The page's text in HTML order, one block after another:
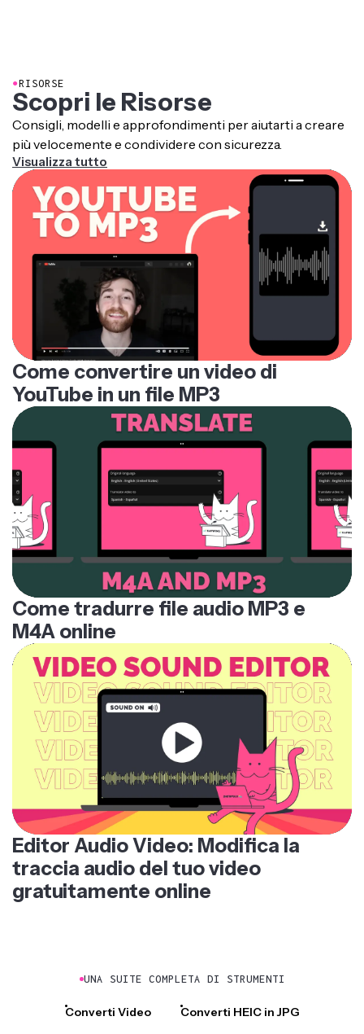
●RISORSE
Scopri le Risorse
Consigli, modelli e approfondimenti per aiutarti a creare
più velocemente e condividere con sicurezza.
Visualizza tutto
Come convertire un video di
YouTube in un file MP3
Come tradurre file audio MP3 e
M4A online
Editor Audio Video: Modifica la
traccia audio del tuo video
gratuitamente online
UNA SUITE COMPLETA DI STRUMENTI
Converti Video Converti HEIC in JPG